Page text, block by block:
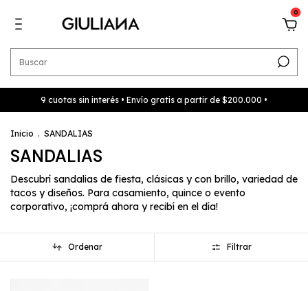
0
9 cuotas sin interés • Envío gratis a partir de $200.000 •
Inicio . SANDALIAS
SANDALIAS
Descubrí sandalias de fiesta, clásicas y con brillo, variedad de
tacos y diseños. Para casamiento, quince o evento
corporativo, ¡comprá ahora y recibí en el día!
Ordenar Filtrar